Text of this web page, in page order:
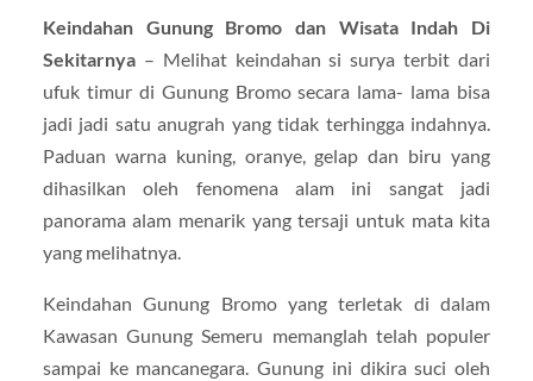
Keindahan Gunung Bromo dan Wisata Indah Di
Sekitarnya– Melihat keindahan si surya terbit dari
ufuk timur di Gunung Bromo secara lama- lama bisa
jadi jadi satu anugrah yang tidak terhingga indahnya.
Paduan warna kuning, oranye, gelap dan biru yang
dihasilkan oleh fenomena alam ini sangat jadi
panorama alam menarik yang tersaji untuk mata kita
yang melihatnya.
Keindahan Gunung Bromo yang terletak di dalam
Kawasan Gunung Semeru memanglah telah populer
sampai ke mancanegara. Gunung ini dikira suci oleh